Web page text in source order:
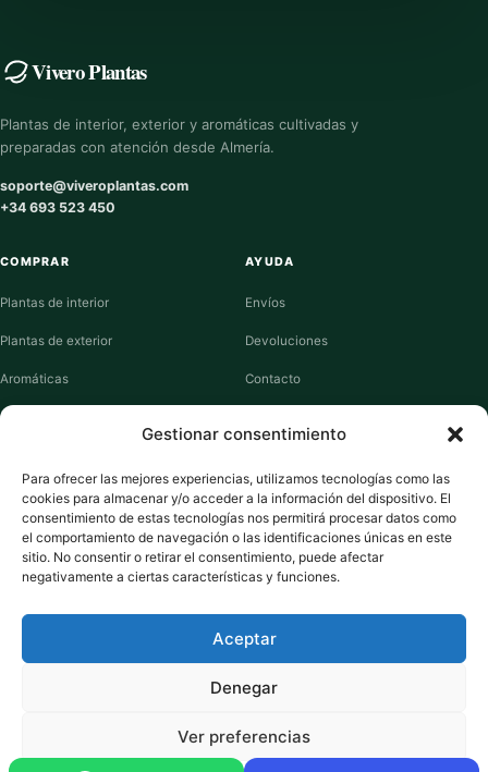
Gestionar consentimiento
Para ofrecer las mejores experiencias, utilizamos tecnologías como las
cookies para almacenar y/o acceder a la información del dispositivo. El
consentimiento de estas tecnologías nos permitirá procesar datos como
el comportamiento de navegación o las identificaciones únicas en este
sitio. No consentir o retirar el consentimiento, puede afectar
negativamente a ciertas características y funciones.
Aceptar
Denegar
Ver preferencias
Vivero Plantas
Plantas de interior, exterior y aromáticas cultivadas y
preparadas con atención desde Almería.
soporte@viveroplantas.com
+34 693 523 450
COMPRAR
Plantas de interior
Plantas de exterior
Aromáticas
Suculentas
AYUDA
Envíos
Devoluciones
Contacto
VIVERO PLANTAS
Sobre nosotros
Puntos y recompensas
Cookies
Pago seguro: Tarjeta de Crédito / Débito Amazon Pay Klarna Link